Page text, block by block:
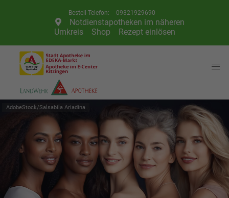
Telefon: 09321929690
Notdienstapotheken im näheren
Umkreis
Shop Rezept einlösen
AdobeStock/Salsabila Ariadina